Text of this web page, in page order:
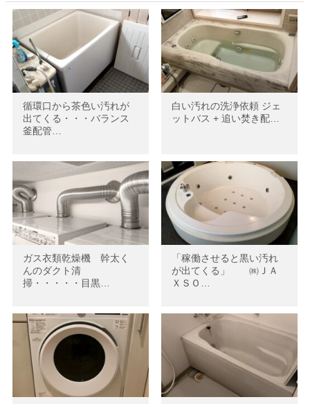
循環口から茶色い汚れが
出てくる・・・バランス
釜配管…
白い汚れの洗浄依頼 ジェ
ットバス + 追い焚き配…
ガス衣類乾燥機 幹太く
んのダクト清
掃・・・・・目黒…
「稼働させると黒い汚れ
が出てくる」 ㈱ＪＡ
ＸＳＯ…